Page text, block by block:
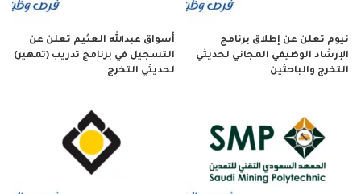
نيوم تعلن عن إطلاق برنامج
الإرشاد الوظيفي المجاني لحديثي
التخرج والباحثين
أسواق عبدالله العثيم تعلن عن
التسجيل في برنامج تدريب (تمهير)
لحديثي التخرج